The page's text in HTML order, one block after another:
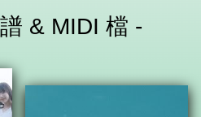
& MIDI 檔 -